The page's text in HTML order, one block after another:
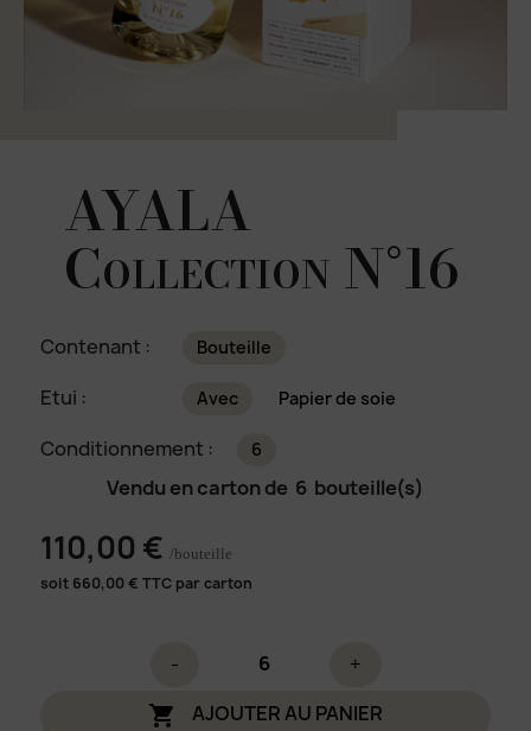
AYALA
Collection N°16
Contenant : Bouteille
Etui : Avec Papier de soie
Conditionnement : 6
Vendu en carton de 6 bouteille(s)
110,00 € /bouteille
soit 660,00 € TTC par carton
- +
 AJOUTER AU PANIER